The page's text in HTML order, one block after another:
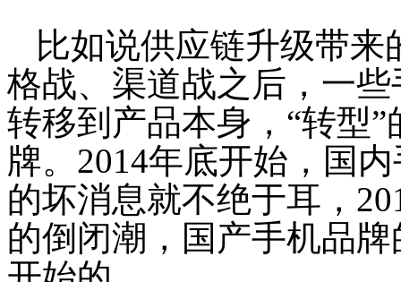
比如说供应链升级带来
格战、渠道战之后，一
转移到产品本身，“转型
牌。2014年底开始，国
的坏消息就不绝于耳，
的倒闭潮，国产手机品